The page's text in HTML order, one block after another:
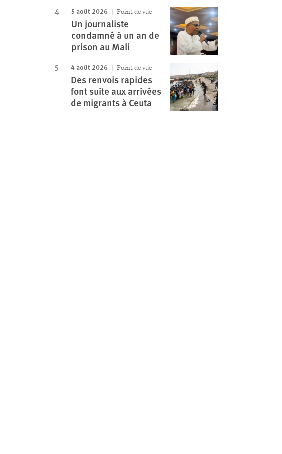
5 août 2026 Point de vue
Un journaliste
condamné à un an de
prison au Mali
4 août 2026 Point de vue
Des renvois rapides
font suite aux arrivées
de migrants à Ceuta